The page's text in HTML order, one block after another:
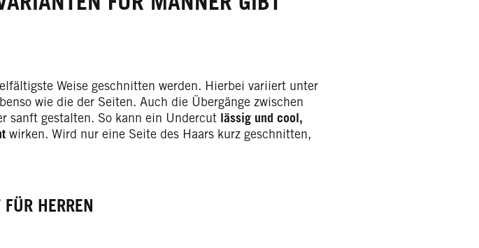
Weise geschnitten werden. Hierbei variiert unter
wie die der Seiten. Auch die Übergänge zwischen
sanft gestalten. So kann ein Undercutlässig und cool,
wirken. Wird nur eine Seite des Haars kurz geschnitten,
HERREN